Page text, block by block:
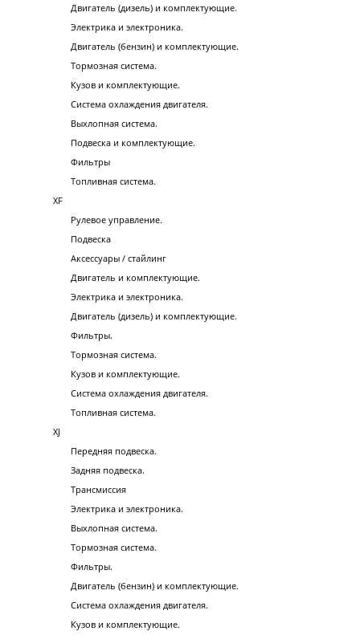
Двигатель (дизель) и комплектующие.
Электрика и электроника.
Двигатель (бензин) и комплектующие.
Тормозная система.
Кузов и комплектующие.
Система охлаждения двигателя.
Выхлопная система.
Подвеска и комплектующие.
Фильтры
Топливная система.
XF
Рулевое управление.
Подвеска
Аксессуары / стайлинг
Двигатель и комплектующие.
Электрика и электроника.
Двигатель (дизель) и комплектующие.
Фильтры.
Тормозная система.
Кузов и комплектующие.
Система охлаждения двигателя.
Топливная система.
XJ
Передняя подвеска.
Задняя подвеска.
Трансмиссия
Электрика и электроника.
Выхлопная система.
Тормозная система.
Фильтры.
Двигатель (бензин) и комплектующие.
Система охлаждения двигателя.
Кузов и комплектующие.